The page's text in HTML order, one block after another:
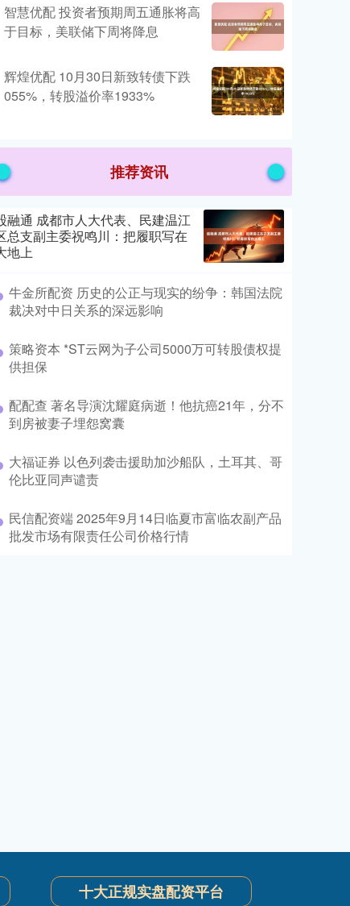
智慧优配 投资者预期周五通胀将高
于目标，美联储下周将降息
辉煌优配 10月30日新致转债下跌
055%，转股溢价率1933%
推荐资讯
融通 成都市人大代表、民建温江
总支副主委祝鸣川：把履职写在
地上
牛金所配资 历史的公正与现实的纷争：韩国法院
裁决对中日关系的深远影响
策略资本 *ST云网为子公司5000万可转股债权提
供担保
配配查 著名导演沈耀庭病逝！他抗癌21年，分不
到房被妻子埋怨窝囊
大福证券 以色列袭击援助加沙船队，土耳其、哥
伦比亚同声谴责
民信配资端 2025年9月14日临夏市富临农副产品
批发市场有限责任公司价格行情
十大正规实盘配资平台